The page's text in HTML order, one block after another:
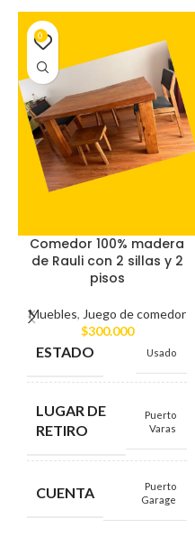
Comedor 100% madera
de Rauli con 2 sillas y 2
pisos
Muebles, Juego de comedor
$300.000
ESTADO Usado
LUGAR DE
RETIRO
Puerto
Varas
CUENTA
Puerto
Garage
0